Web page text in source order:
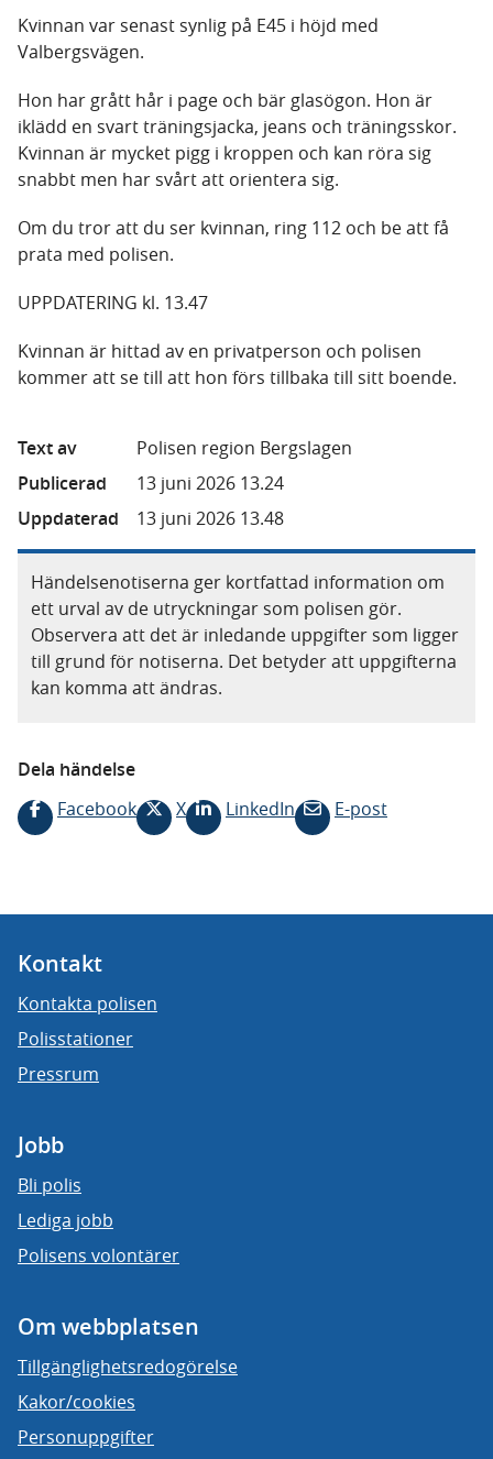
Kvinnan var senast synlig på E45 i höjd med
Valbergsvägen.
Hon har grått hår i page och bär glasögon. Hon är
iklädd en svart träningsjacka, jeans och träningsskor.
Kvinnan är mycket pigg i kroppen och kan röra sig
snabbt men har svårt att orientera sig.
Om du tror att du ser kvinnan, ring 112 och be att få
prata med polisen.
UPPDATERING kl. 13.47
Kvinnan är hittad av en privatperson och polisen
kommer att se till att hon förs tillbaka till sitt boende.
Text av
Polisen region Bergslagen
Publicerad
13 juni 2026 13.24
Uppdaterad
13 juni 2026 13.48
Händelsenotiserna ger kortfattad information om
ett urval av de utryckningar som polisen gör.
Observera att det är inledande uppgifter som ligger
till grund för notiserna. Det betyder att uppgifterna
kan komma att ändras.
Dela händelse
Facebook
X LinkedIn E-post
Kontakt
Kontakta polisen
Polisstationer
Pressrum
Jobb
Bli polis
Lediga jobb
Polisens volontärer
Om webbplatsen
Tillgänglighetsredogörelse
Kakor/cookies
Personuppgifter